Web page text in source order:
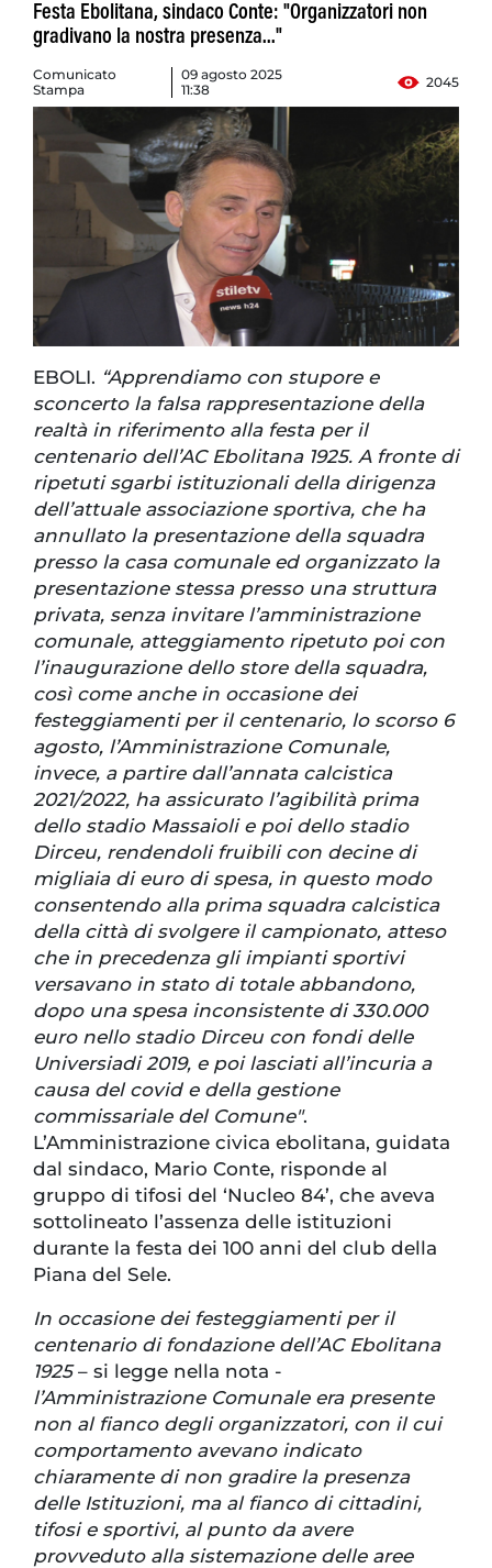
Festa Ebolitana, sindaco Conte: "Organizzatori non
gradivano la nostra presenza..."
Comunicato
Stampa
09 agosto 2025
11:38
2045
EBOLI. “Apprendiamo con stupore e
sconcerto la falsa rappresentazione della
realtà in riferimento alla festa per il
centenario dell’AC Ebolitana 1925. A fronte di
ripetuti sgarbi istituzionali della dirigenza
dell’attuale associazione sportiva, che ha
annullato la presentazione della squadra
presso la casa comunale ed organizzato la
presentazione stessa presso una struttura
privata, senza invitare l’amministrazione
comunale, atteggiamento ripetuto poi con
l’inaugurazione dello store della squadra,
così come anche in occasione dei
festeggiamenti per il centenario, lo scorso 6
agosto, l’Amministrazione Comunale,
invece, a partire dall’annata calcistica
2021/2022, ha assicurato l’agibilità prima
dello stadio Massaioli e poi dello stadio
Dirceu, rendendoli fruibili con decine di
migliaia di euro di spesa, in questo modo
consentendo alla prima squadra calcistica
della città di svolgere il campionato, atteso
che in precedenza gli impianti sportivi
versavano in stato di totale abbandono,
dopo una spesa inconsistente di 330.000
euro nello stadio Dirceu con fondi delle
Universiadi 2019, e poi lasciati all’incuria a
causa del covid e della gestione
commissariale del Comune".
L’Amministrazione civica ebolitana, guidata
dal sindaco, Mario Conte, risponde al
gruppo di tifosi del ‘Nucleo 84’, che aveva
sottolineato l’assenza delle istituzioni
durante la festa dei 100 anni del club della
Piana del Sele.
In occasione dei festeggiamenti per il
centenario di fondazione dell’AC Ebolitana
1925– si legge nella nota -
l’Amministrazione Comunale era presente
non al fianco degli organizzatori, con il cui
comportamento avevano indicato
chiaramente di non gradire la presenza
delle Istituzioni, ma al fianco di cittadini,
tifosi e sportivi, al punto da avere
provveduto alla sistemazione delle aree